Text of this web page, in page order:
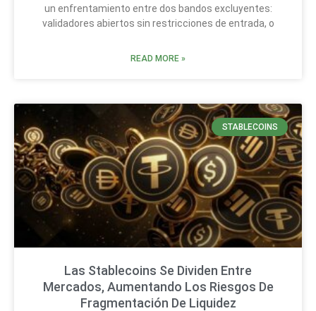
un enfrentamiento entre dos bandos excluyentes:
validadores abiertos sin restricciones de entrada, o
READ MORE »
STABLECOINS
Las Stablecoins Se Dividen Entre
Mercados, Aumentando Los Riesgos De
Fragmentación De Liquidez